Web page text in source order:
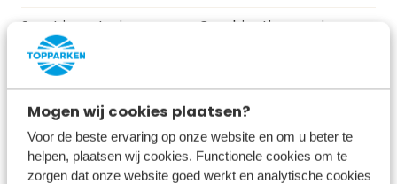
Mogen wij cookies plaatsen?
Voor de beste ervaring op onze website en om u beter te
helpen, plaatsen wij cookies. Functionele cookies om te
zorgen dat onze website goed werkt en analytische cookies
Soort investering
Combinatie van eigen
Volledig eigen gebruik
Status
Verkocht